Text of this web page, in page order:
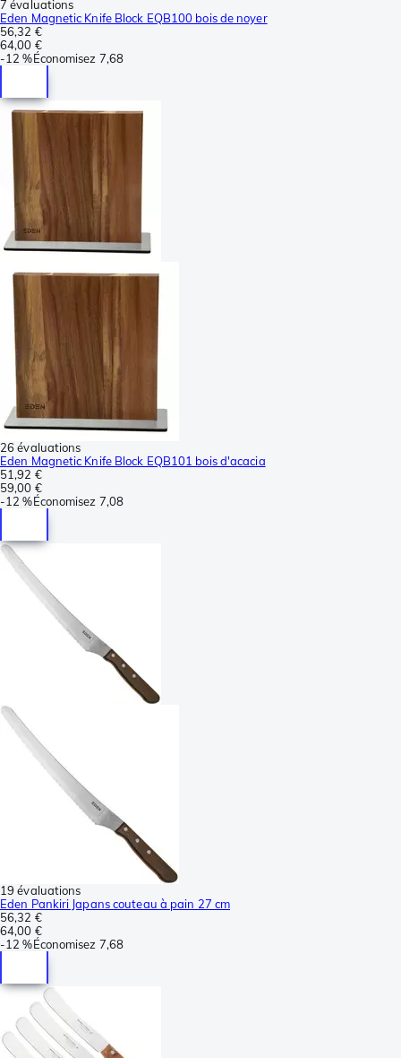
7 évaluations
Eden Magnetic Knife Block EQB100 bois de noyer
56,32 €
64,00 €
-12 %Économisez 7,68
26 évaluations
Eden Magnetic Knife Block EQB101 bois d'acacia
51,92 €
59,00 €
-12 %Économisez 7,08
19 évaluations
Eden Pankiri Japans couteau à pain 27 cm
56,32 €
64,00 €
-12 %Économisez 7,68